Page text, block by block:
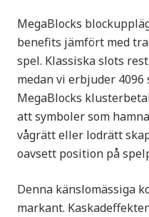
MegaBlocks
benefits jämfört med
spel. Klassiska slots
medan vi erbjuder
MegaBlocks
att symboler som
vågrätt eller lodrätt
oavsett position på
Denna känslomässiga
markant.